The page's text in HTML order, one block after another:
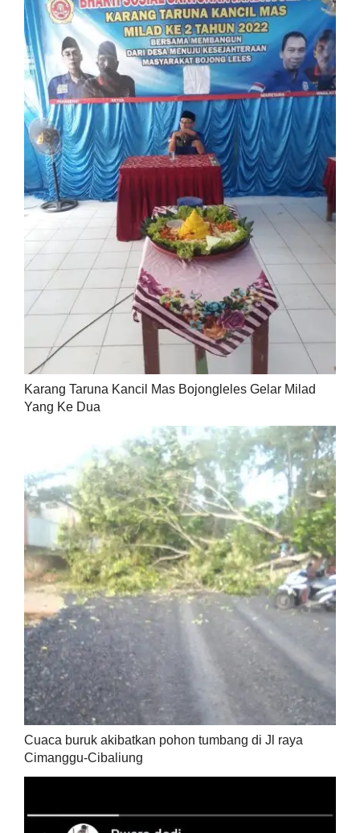
Karang Taruna Kancil Mas Bojongleles Gelar Milad
Yang Ke Dua
Cuaca buruk akibatkan pohon tumbang di Jl raya
Cimanggu-Cibaliung